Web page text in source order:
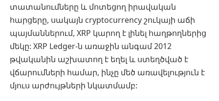
տատանումները և մոտեցող իրավական
հարցերը, սակայն cryptocurrency շուկայի աճի
պայմաններում, XRP կարող է լինել հաղթողներից
մեկը: XRP Ledger-ն առաջին անգամ 2012
թվականին աշխատող է եղել և ստեղծված է
վճարումների համար, ինչը մեծ առավելություն է
մյուս արժույթների նկատմամբ: